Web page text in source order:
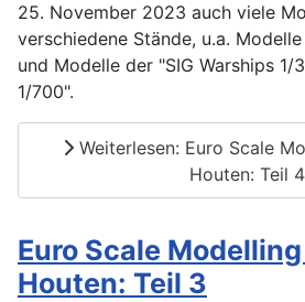
25. November 2023 auch viele
verschiedene Stände, u.a.
und Modelle der "SIG Warships 1/
1/700".
Weiterlesen: Euro Scale
Houten: Teil 4
Euro Scale
Houten: Teil 3